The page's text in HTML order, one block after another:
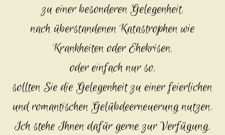
zu einer besonderen Gelegenheit,
nach überstandenen Katastrophen wie
Krankheiten oder Ehekrisen,
oder einfach nur so,
sollten Sie die Gelegenheit zu einer feierlichen
und romantischen Gelübdeerneuerung nutzen.
Ich stehe Ihnen dafür gerne zurVerfügung,